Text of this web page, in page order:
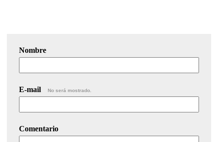
Nombre
E-mail No será mostrado.
Comentario